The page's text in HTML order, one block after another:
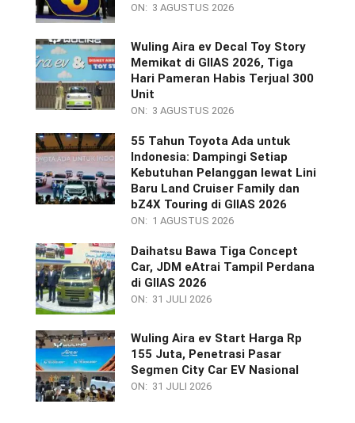
ON: 3 AGUSTUS 2026
Wuling Aira ev Decal Toy Story
Memikat di GIIAS 2026, Tiga
Hari Pameran Habis Terjual 300
Unit
ON: 3 AGUSTUS 2026
55 Tahun Toyota Ada untuk
Indonesia: Dampingi Setiap
Kebutuhan Pelanggan lewat Lini
Baru Land Cruiser Family dan
bZ4X Touring di GIIAS 2026
ON: 1 AGUSTUS 2026
Daihatsu Bawa Tiga Concept
Car, JDM eAtrai Tampil Perdana
di GIIAS 2026
ON: 31 JULI 2026
Wuling Aira ev Start Harga Rp
155 Juta, Penetrasi Pasar
Segmen City Car EV Nasional
ON: 31 JULI 2026